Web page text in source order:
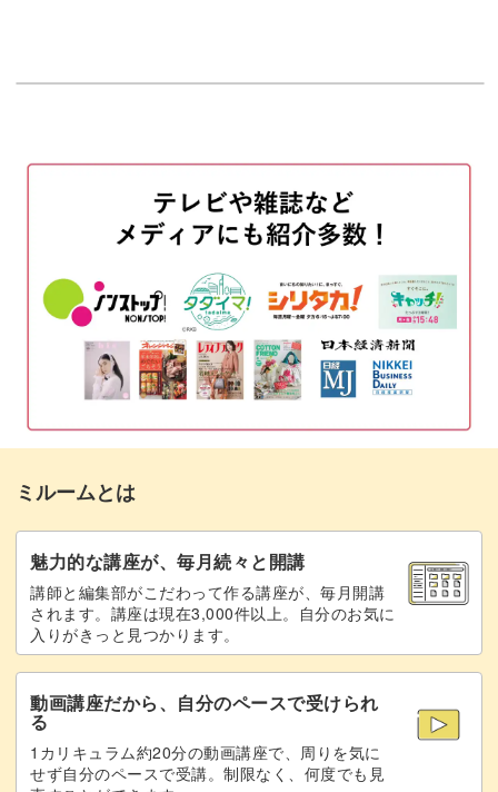
いサロンワークに大活躍間違いなしのデザインです。
シンプルなメインアートとしても、華やかなネイルアート
ト。
この春夏はSummer先生の時短ネイルアートをマスターし
て、ぜひサロンワークに活かしてみてください。
また、カラーアレンジも自由自在。ブルー系や、グリーン
系で作っても温かい季節にぴったりな大人可愛いネイルに
仕上がるので、ぜひ様々なカラーで試してみてください♪
ベースジェルを使ってカラーをなじませる
ミキシングジェルを全体に二度塗りする
硬化しないまま、中央に白をのせる 06:59
硬化しないまま、ベースジェルで白をなじ
硬化しないまま、ベースジェルでカラーを
10:09
グリッタージェルで囲みラインを描く
トップジェルでコーティングする 13:16
完成♪ 14:30
ミルームとは
魅力的な講座が、毎月続々と開講
講師と編集部がこだわって作る講座が、毎月開講
されます。講座は現在3,000件以上。自分のお気に
入りがきっと見つかります。
動画講座だから、自分のペースで受けられ
る
1カリキュラム約20分の動画講座で、周りを気に
せず自分のペースで受講。制限なく、何度でも見